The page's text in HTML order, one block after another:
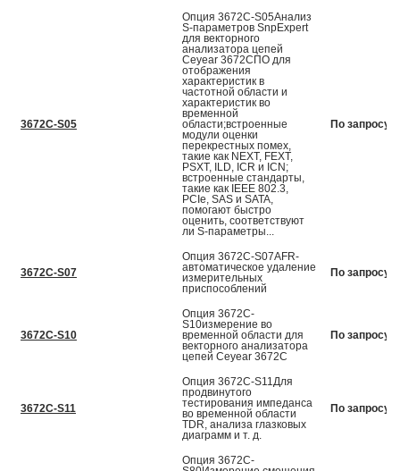
3672C-S05
Опция 3672C-S05Анализ
S-параметров SnpExpert
для векторного
анализатора цепей
Ceyear 3672СПО для
отображения
характеристик в
частотной области и
характеристик во
временной
области;встроенные
модули оценки
перекрестных помех,
такие как NEXT, FEXT,
PSXT, ILD, ICR и ICN;
встроенные стандарты,
такие как IEEE 802.3,
PCIe, SAS и SATA,
помогают быстро
оценить, соответствуют
ли S-параметры...
По запросу
3672C-S07
Опция 3672C-S07AFR-
автоматическое удаление
измерительных
приспособлений
По запросу
3672C-S10
Опция 3672C-
S10измерение во
временной области для
векторного анализатора
цепей Ceyear 3672С
По запросу
3672C-S11
Опция 3672C-S11Для
продвинутого
тестирования импеданса
во временной области
TDR, анализа глазковых
диаграмм и т. д.
По запросу
Опция 3672C-